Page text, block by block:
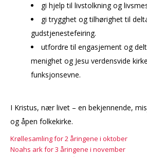
gi hjelp til livstolkning og
gi trygghet og tilhørighet til
gudstjenestefeiring.
utfordre til engasjement og
menighet og Jesu verdensvide
funksjonsevne.
I Kristus, nær livet – en bekjennende,
og åpen folkekirke.
Krøllesamling for 2 åringene i oktober
Noahs ark for 3 åringene i november